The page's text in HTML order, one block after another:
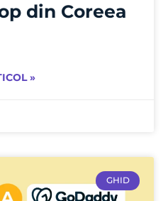
din Coreea
»
GHID